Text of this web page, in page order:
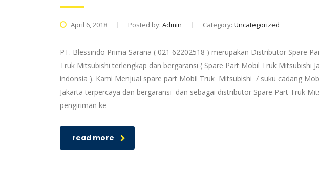
April 6, 2018 Posted by: Admin Category: Uncategorized
PT. Blessindo Prima Sarana ( 021 62202518 ) merupakan Distributor Spare
Truk Mitsubishi terlengkap dan bergaransi ( Spare Part Mobil Truk Mitsubishi
indonsia ). Kami Menjual spare part Mobil Truk Mitsubishi / suku cadang
Jakarta terpercaya dan bergaransi dan sebagai distributor Spare Part Truk
pengiriman ke
read more